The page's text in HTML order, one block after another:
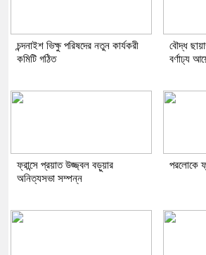
চন্দনাইশ ভিক্ষু পরিষদের নতুন কার্যকরী
কমিটি গঠিত
বৌদ্ধ
বর্ণাঢ্য
ফ্রান্সে প্রয়াত উজ্জ্বল বড়ুয়ার
অনিত্যসভা সম্পন্ন
পরলোকে